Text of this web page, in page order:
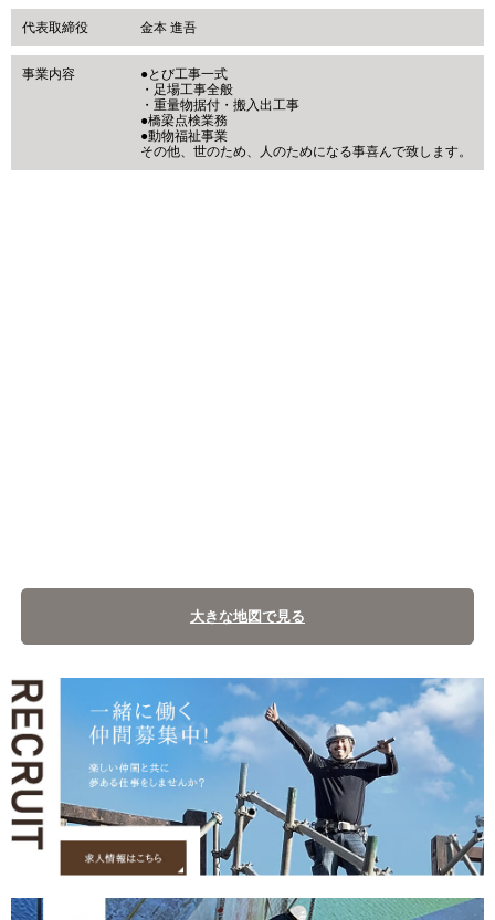
代表取締役 金本 進吾
事業内容
●とび工事一式
・足場工事全般
・重量物据付・搬入出工事
●橋梁点検業務
●動物福祉事業
その他、世のため、人のためになる事喜んで致します。
大きな地図で見る